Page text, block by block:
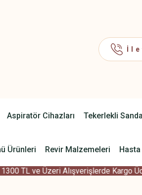
Aspiratör Cihazları Tekerlekli
Ürünleri Revir Malzemeleri Hasta
TL ve Üzeri Alışverişlerde Kargo